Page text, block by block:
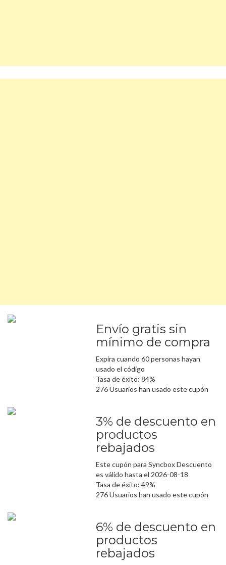
Envío gratis sin
mínimo de compra
Expira cuando 60 personas hayan
usado el código
Tasa de éxito: 84%
276 Usuarios han usado este cupón
3% de descuento en
productos
rebajados
Este cupón para Syncbox Descuento
es válido hasta el 2026-08-18
Tasa de éxito: 49%
276 Usuarios han usado este cupón
6% de descuento en
productos
rebajados